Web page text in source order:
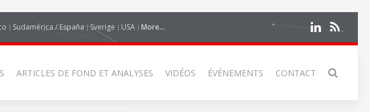
Sudamérica / España Sverige USA More...
ARTICLES DE FOND ET ANALYSES VIDÉOS ÉVÉNEMENTS CONTACT